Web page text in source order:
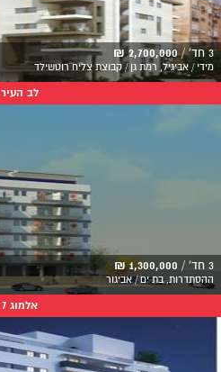
3 חד' / 2,700,000 ₪
מידי / אביגיל, רמת גן / קבוצת צליח רוטשילד
לב העיר
3 חד' / 1,300,000 ₪
ההסתדרות, בת ים / אביגור
אלמוג 7